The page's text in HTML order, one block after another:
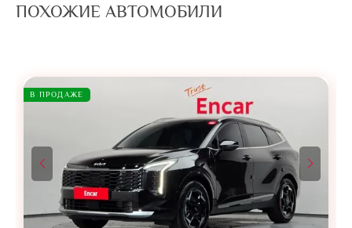
ПОХОЖИЕ АВТОМОБИЛИ
В ПРОДАЖЕ